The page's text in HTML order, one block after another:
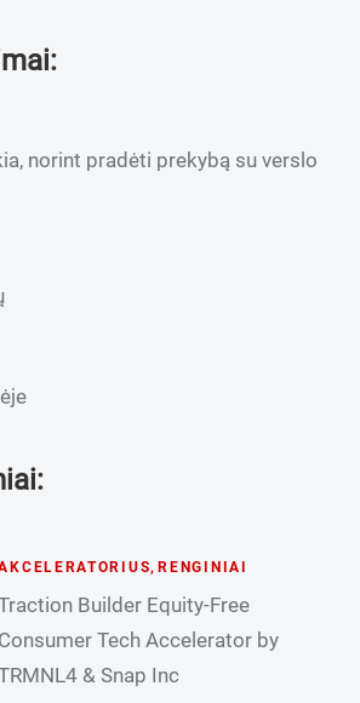
norint pradėti prekybą su verslo
, RENGINIAI
Builder Equity-Free
Consumer Tech Accelerator by
& Snap Inc